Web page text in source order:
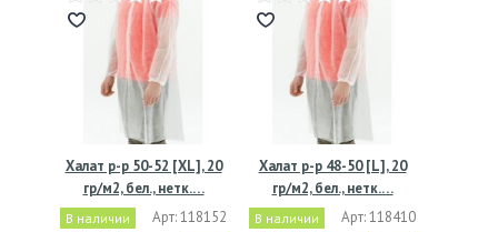
Халат р-р 50-52 [XL], 20
гр/м2, бел., нетк.…
В наличии Арт: 118152
Халат р-р 48-50 [L], 20
гр/м2, бел., нетк.…
В наличии Арт: 118410